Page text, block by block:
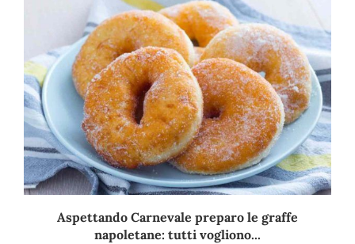
Aspettando Carnevale preparo le graffe
napoletane: tutti vogliono...